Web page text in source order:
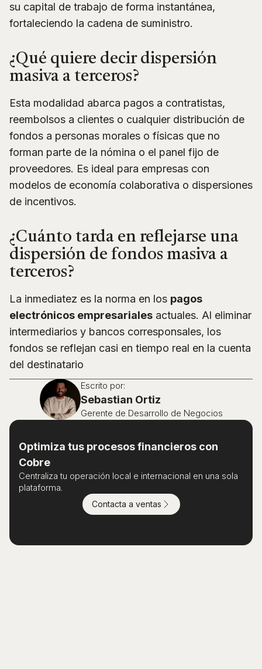
su capital de trabajo de forma instantánea,
fortaleciendo la cadena de suministro.
¿Qué quiere decir dispersión
masiva a terceros?
Esta modalidad abarca pagos a contratistas,
reembolsos a clientes o cualquier distribución de
fondos a personas morales o físicas que no
forman parte de la nómina o el panel fijo de
proveedores. Es ideal para empresas con
modelos de economía colaborativa o dispersiones
de incentivos.
¿Cuánto tarda en reflejarse una
dispersión de fondos masiva a
terceros?
La inmediatez es la norma en los pagos
electrónicos empresariales actuales. Al eliminar
intermediarios y bancos corresponsales, los
fondos se reflejan casi en tiempo real en la cuenta
del destinatario
Escrito por:
Sebastian Ortiz
Gerente de Desarrollo de Negocios
Optimiza tus procesos financieros con
Cobre
Centraliza tu operación local e internacional en una sola
plataforma.
Contacta a ventas